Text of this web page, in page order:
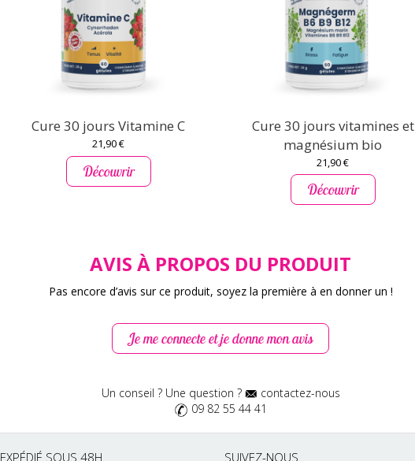
Cure 30 jours Vitamine C
21,90 €
Découvrir
Cure 30 jours vitamines et
magnésium bio
21,90 €
Découvrir
AVIS À PROPOS DU PRODUIT
Pas encore d’avis sur ce produit, soyez la première à en donner un !
Je me connecte et je donne mon avis
Un conseil ? Une question ?
contactez-nous
09 82 55 44 41
EXPÉDIÉ SOUS 48H SUIVEZ-NOUS